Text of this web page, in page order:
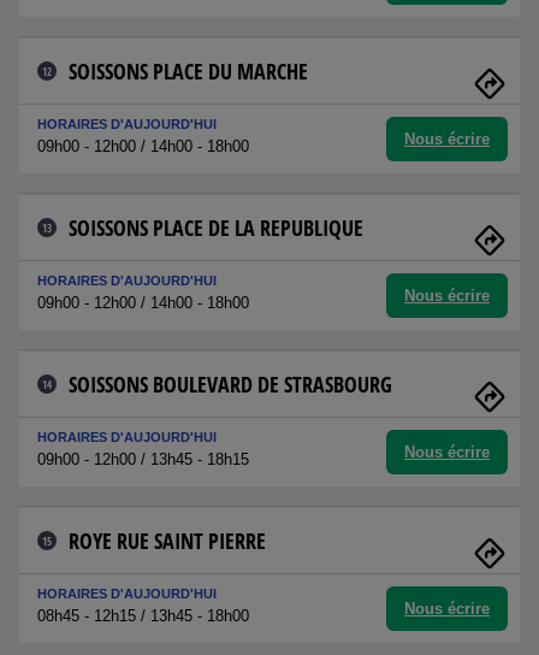
12 SOISSONS PLACE DU MARCHE
HORAIRES D'AUJOURD'HUI
09h00 - 12h00 / 14h00 - 18h00 Nous écrire
13 SOISSONS PLACE DE LA REPUBLIQUE
HORAIRES D'AUJOURD'HUI
09h00 - 12h00 / 14h00 - 18h00 Nous écrire
14 SOISSONS BOULEVARD DE STRASBOURG
HORAIRES D'AUJOURD'HUI
09h00 - 12h00 / 13h45 - 18h15 Nous écrire
15 ROYE RUE SAINT PIERRE
HORAIRES D'AUJOURD'HUI
08h45 - 12h15 / 13h45 - 18h00 Nous écrire